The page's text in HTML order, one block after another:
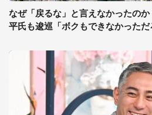
なぜ「戻るな」と言えなかったの
平氏も逡巡「ボクもできなかっただ